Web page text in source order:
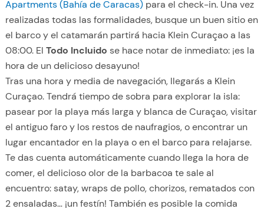
Apartments (Bahía de Caracas)para el check-in. Una vez
realizadas todas las formalidades, busque un buen sitio en
el barco y el catamarán partirá hacia Klein Curaçao a las
08:00. El Todo Incluido se hace notar de inmediato: ¡es la
hora de un delicioso desayuno!
Tras una hora y media de navegación, llegarás a Klein
Curaçao. Tendrá tiempo de sobra para explorar la isla:
pasear por la playa más larga y blanca de Curaçao, visitar
el antiguo faro y los restos de naufragios, o encontrar un
lugar encantador en la playa o en el barco para relajarse.
Te das cuenta automáticamente cuando llega la hora de
comer, el delicioso olor de la barbacoa te sale al
encuentro: satay, wraps de pollo, chorizos, rematados con
2 ensaladas… ¡un festín! También es posible la comida